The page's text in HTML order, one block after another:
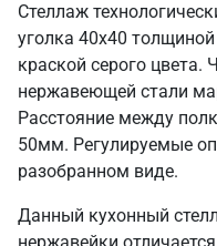
Стеллаж
уголка 40х40
краской серого
нержавеющей стали
Расстояние между
50мм. Регулируемые
разобранном виде.
Данный кухонный